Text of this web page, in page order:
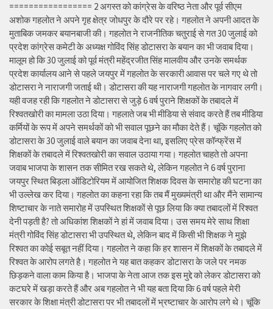
================= 2 अगस्त को कांग्रेस के वरिष्ठ नेता और पूर्व सीएम
अशोक गहलोत ने अपने गृह क्षेत्र जोधपुर के दौरे पर रहे। गहलोत ने अपनी आदत के
मुताबिक जमकर बयानबाजी की। गहलोत ने राजनीतिक चतुराई से गत 30 जुलाई को
प्रदेश कांग्रेस कमेटी के अध्यक्ष गोविंद सिंह डोटासरा के बयान का भी जवाब दिया।
मालूम हो कि 30 जुलाई को पूर्व मंत्री महेंद्रजीत सिंह मालवीय और उनके समर्थक
प्रदेश कार्यालय आने से पहले जयपुर में गहलोत के सरकारी आवास पर चले गए थे तो
डोटासरा ने नाराजगी जताई थी। डोटासरा की यह नाराजगी गहलोत के नागवार लगी।
यही वजह रही कि गहलोत ने डोटासरा से जुड़े 6 वर्ष पुराने शिक्षकों के तबादले में
रिश्वतखोरी का मामला उठा दिया। गहलाते जब भी मीडिया से संवाद करते हैं तब मीडिया
कर्मियों के रूप में अपने समर्थकों को भी सवाल पूछने का मौका देते हैं। चूंकि गहलोत को
डोटासरा के 30 जुलाई वाले बयान का जवाब देना था, इसलिए प्रेस कॉन्फ्रेंस में
शिक्षकों के तबादले में रिश्वतखोरी का सवाल उठाया गया। गहलोत चाहते तो अपना
जवाब भाजपा के शासन तक सीमित रख सकते थे, लेकिन गहलोत ने 6 वर्ष पुराना
जयपुर स्थित बिड़ला ऑडिटोरियम में आयोजित शिक्षक दिवस के समारोह की घटना का
भी उल्लेख कर दिया। गहलोत का कहना रहा कि तब मैं मुख्यमंत्री था और मैंने सामान्य
शिष्टाचार के नाते समारोह में उपस्थित शिक्षकों से पूछ लिया कि क्या तबादलों में रिश्वत
देनी पड़ती है? तो अधिकांश शिक्षकों ने हां में जवाब दिया। उस समय मेरे साथ शिक्षा
मंत्री गोविंद सिंह डोटासरा भी उपस्थित थे, लेकिन बाद में किसी भी शिक्षक ने मुझे
रिश्वत का कोई सबूत नहीं दिया। गहलोत ने कहा कि हर शासन में शिक्षकों के तबादले में
रिश्वत के आरोप लगते है। गहलोत ने यह बात कहकर डोटासरा के जले पर नमक
छिड़कने वाला काम किया है। भाजपा के नेता आज तक इस मुद्दे को लेकर डोटासरा को
कटघरे में खड़ा करते हैं और अब गहलोत ने भी यह बता दिया कि 6 वर्ष पहले मेरी
सरकार के शिक्षा मंत्री डोटासरा पर भी तबादलों में भ्रष्टाचार के आरोप लगे थे। चूंकि